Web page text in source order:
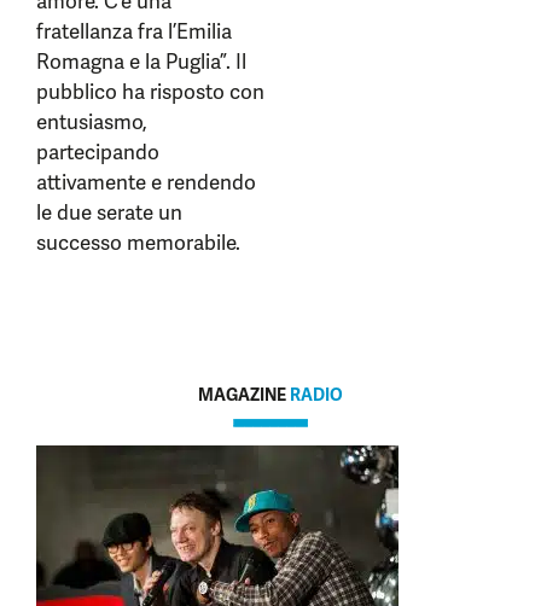
fratellanza fra l’Emilia
Romagna e la Puglia”. Il
pubblico ha risposto con
entusiasmo,
partecipando
attivamente e rendendo
le due serate un
successo memorabile.
MAGAZINE RADIO